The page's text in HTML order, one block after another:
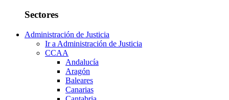
Sectores
Administración de Justicia
Ir a Administración de Justicia
CCAA
Andalucía
Aragón
Baleares
Canarias